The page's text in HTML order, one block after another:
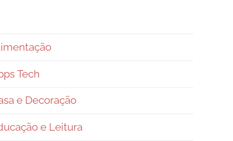
Tech
e Decoração
e Leitura